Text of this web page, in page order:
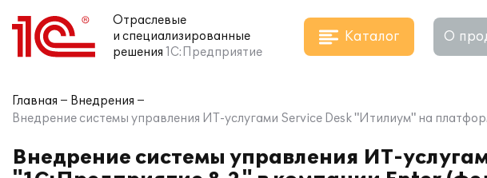
Отраслевые
и специализированные
решения 1С:Предприятие
Каталог О
Главная
Внедрения
Внедрение системы управления ИТ-услугами Service Desk "Итилиум" на
Внедрение системы управления ИТ-